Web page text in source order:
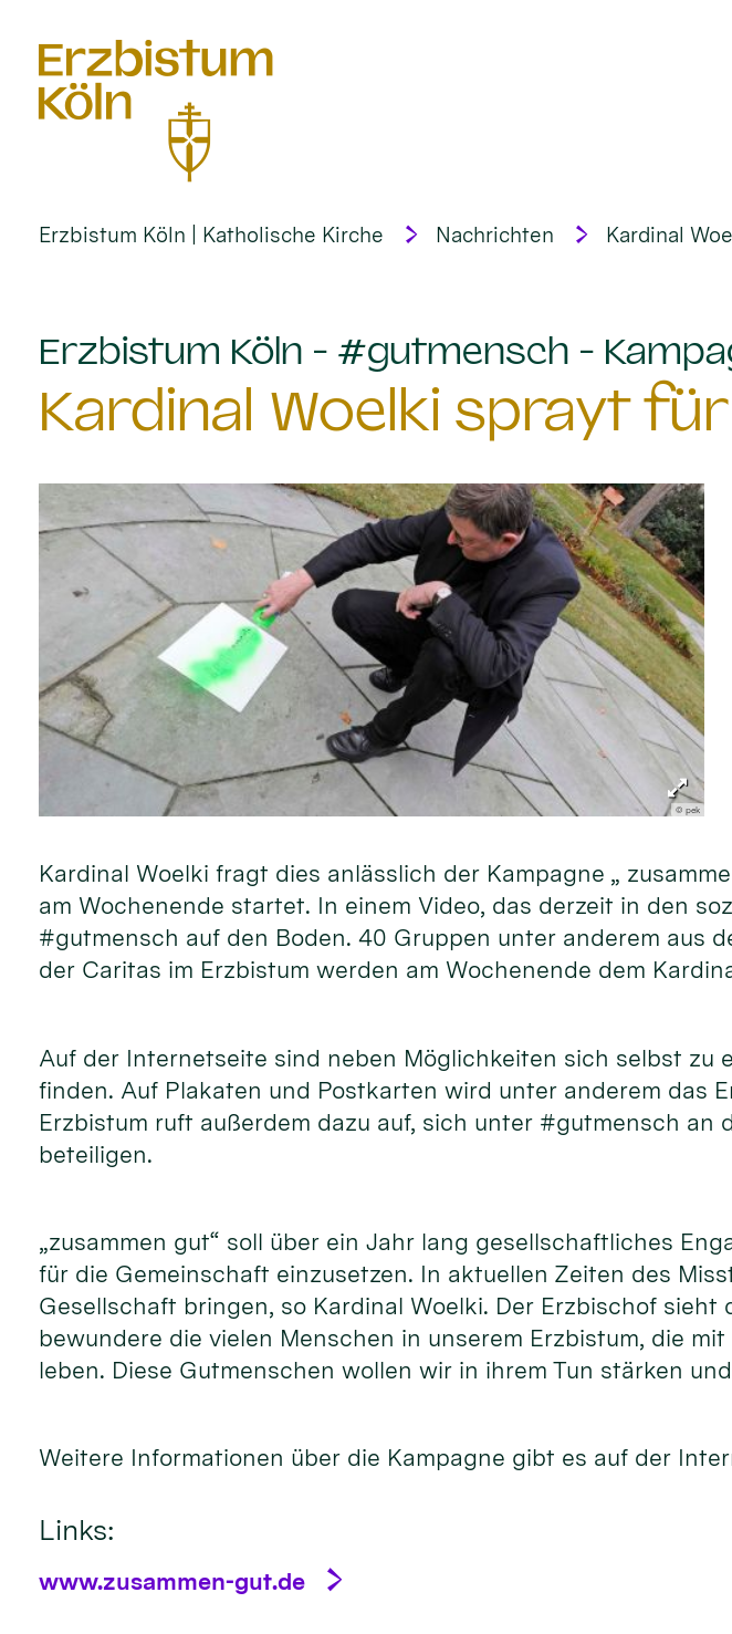
Erzbistum Köln | Katholische Kirche Nachrichten Kardinal
Erzbistum Köln - #gutmensch -
Kardinal Woelki sprayt
© pek
Kardinal Woelki fragt dies anlässlich der Kampagne „
am Wochenende startet. In einem Video, das derzeit in den
#gutmensch auf den Boden. 40 Gruppen unter anderem aus
der Caritas im Erzbistum werden am Wochenende dem
Auf der Internetseite sind neben Möglichkeiten sich selbst
finden. Auf Plakaten und Postkarten wird unter anderem das
Erzbistum ruft außerdem dazu auf, sich unter #gutmensch an
beteiligen.
„zusammen gut“ soll über ein Jahr lang gesellschaftliches
für die Gemeinschaft einzusetzen. In aktuellen Zeiten des
Gesellschaft bringen, so Kardinal Woelki. Der Erzbischof
bewundere die vielen Menschen in unserem Erzbistum, die
leben. Diese Gutmenschen wollen wir in ihrem Tun stärken
Weitere Informationen über die Kampagne gibt es auf der
Links:
www.zusammen-gut.de